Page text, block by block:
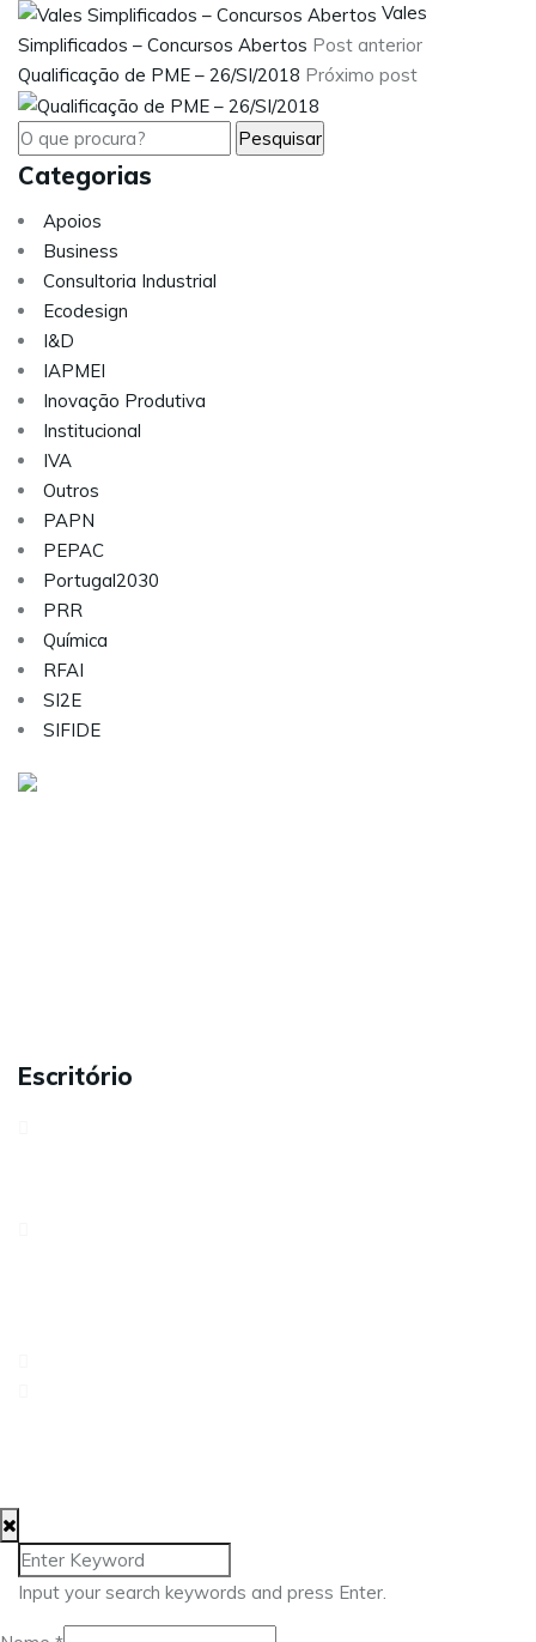
Vales
Simplificados – Concursos Abertos Post anterior
Qualificação de PME – 26/SI/2018 Próximo post
Categorias
Apoios
Business
Consultoria Industrial
Ecodesign
I&D
IAPMEI
Inovação Produtiva
Institucional
IVA
Outros
PAPN
PEPAC
Portugal2030
PRR
Química
RFAI
SI2E
SIFIDE
Escritório
Input your search keywords and press Enter.